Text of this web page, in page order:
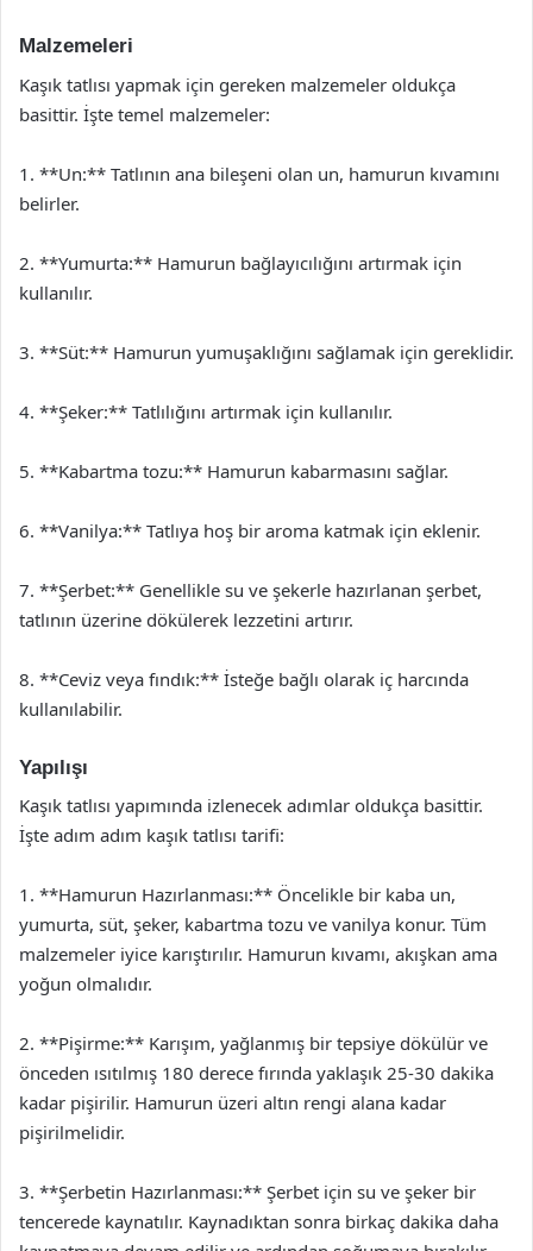
Malzemeleri
Kaşık tatlısı yapmak için gereken malzemeler oldukça
basittir. İşte temel malzemeler:
1. **Un:** Tatlının ana bileşeni olan un, hamurun kıvamını
belirler.
2. **Yumurta:** Hamurun bağlayıcılığını artırmak için
kullanılır.
3. **Süt:** Hamurun yumuşaklığını sağlamak için gereklidir.
4. **Şeker:** Tatlılığını artırmak için kullanılır.
5. **Kabartma tozu:** Hamurun kabarmasını sağlar.
6. **Vanilya:** Tatlıya hoş bir aroma katmak için eklenir.
7. **Şerbet:** Genellikle su ve şekerle hazırlanan şerbet,
tatlının üzerine dökülerek lezzetini artırır.
8. **Ceviz veya fındık:** İsteğe bağlı olarak iç harcında
kullanılabilir.
Yapılışı
Kaşık tatlısı yapımında izlenecek adımlar oldukça basittir.
İşte adım adım kaşık tatlısı tarifi:
1. **Hamurun Hazırlanması:** Öncelikle bir kaba un,
yumurta, süt, şeker, kabartma tozu ve vanilya konur. Tüm
malzemeler iyice karıştırılır. Hamurun kıvamı, akışkan ama
yoğun olmalıdır.
2. **Pişirme:** Karışım, yağlanmış bir tepsiye dökülür ve
önceden ısıtılmış 180 derece fırında yaklaşık 25-30 dakika
kadar pişirilir. Hamurun üzeri altın rengi alana kadar
pişirilmelidir.
3. **Şerbetin Hazırlanması:** Şerbet için su ve şeker bir
tencerede kaynatılır. Kaynadıktan sonra birkaç dakika daha